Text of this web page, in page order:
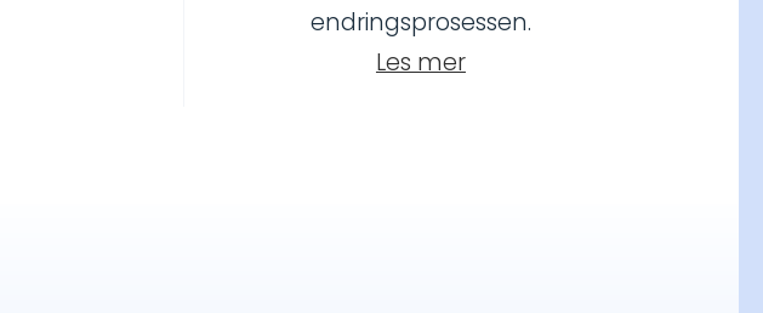
endringsprosessen.
Les mer